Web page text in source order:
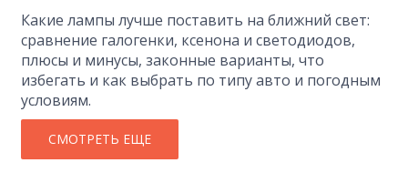
Какие лампы лучше поставить на ближний свет:
сравнение галогенки, ксенона и светодиодов,
плюсы и минусы, законные варианты, что
избегать и как выбрать по типу авто и погодным
условиям.
СМОТРЕТЬ ЕЩЕ